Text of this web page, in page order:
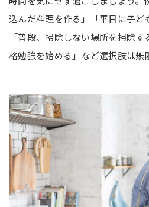
込んだ料理を作る」「平日に子ど
「普段、掃除しない場所を掃除
格勉強を始める」など選択肢は無